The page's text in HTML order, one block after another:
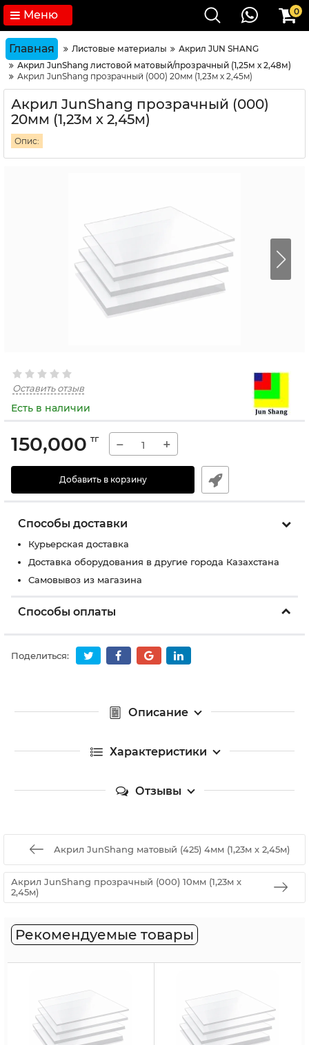
Меню 0
Главная Листовые материалы
Акрил JUN SHANG
Акрил JunShang листовой матовый/прозрачный (1,25м х 2,48м)
Акрил JunShang прозрачный (000) 20мм (1,23м х 2,45м)
Акрил JunShang прозрачный (000)
20мм (1,23м х 2,45м)
Опис:
Оставить отзыв
Есть в наличии
150,000 тг − +
Добавить в корзину
Способы доставки
Курьерская доставка
Доставка оборудования в другие города Казахстана
Самовывоз из магазина
Способы оплаты
Поделиться:
Описание
Характеристики
Отзывы
Акрил JunShang матовый (425) 4мм (1,23м х 2,45м)
Акрил JunShang прозрачный (000) 10мм (1,23м х
2,45м)
Рекомендуемые товары